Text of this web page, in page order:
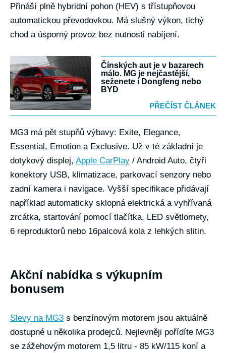
Přináší plně hybridní pohon (HEV) s třístupňovou
automatickou převodovkou. Má slušný výkon, tichý
chod a úsporný provoz bez nutnosti nabíjení.
Čínských aut je v bazarech
málo. MG je nejčastější,
seženete i Dongfeng nebo
BYD
PŘEČÍST ČLÁNEK
MG3 má pět stupňů výbavy: Exite, Elegance,
Essential, Emotion a Exclusive. Už v té základní je
dotykový displej, Apple CarPlay / Android Auto, čtyři
konektory USB, klimatizace, parkovací senzory nebo
zadní kamera i navigace. Vyšší specifikace přidávají
například automaticky sklopná elektrická a vyhřívaná
zrcátka, startování pomocí tlačítka, LED světlomety,
6 reproduktorů nebo 16palcová kola z lehkých slitin.
Akční nabídka s výkupním
bonusem
Slevy na MG3 s benzínovým motorem jsou aktuálně
dostupné u několika prodejců. Nejlevněji pořídíte MG3
se zážehovým motorem 1,5 litru - 85 kW/115 koní a